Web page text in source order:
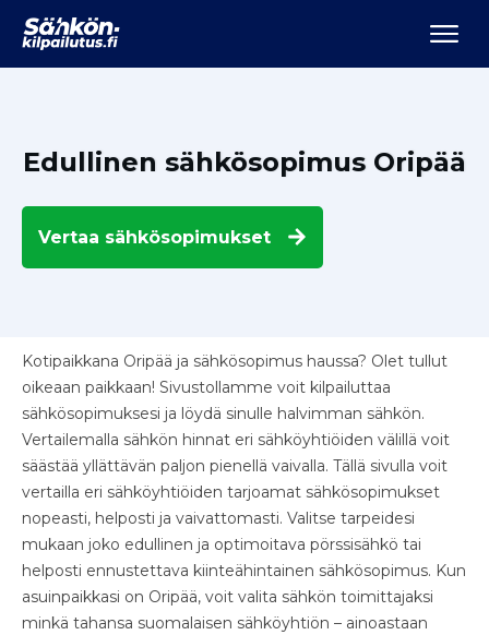
Edullinen sähkösopimus Oripää
Vertaa sähkösopimukset
Kotipaikkana Oripää ja sähkösopimus haussa? Olet tullut
oikeaan paikkaan! Sivustollamme voit kilpailuttaa
sähkösopimuksesi ja löydä sinulle halvimman sähkön.
Vertailemalla sähkön hinnat eri sähköyhtiöiden välillä voit
säästää yllättävän paljon pienellä vaivalla. Tällä sivulla voit
vertailla eri sähköyhtiöiden tarjoamat sähkösopimukset
nopeasti, helposti ja vaivattomasti. Valitse tarpeidesi
mukaan joko edullinen ja optimoitava pörssisähkö tai
helposti ennustettava kiinteähintainen sähkösopimus. Kun
asuinpaikkasi on Oripää, voit valita sähkön toimittajaksi
minkä tahansa suomalaisen sähköyhtiön – ainoastaan